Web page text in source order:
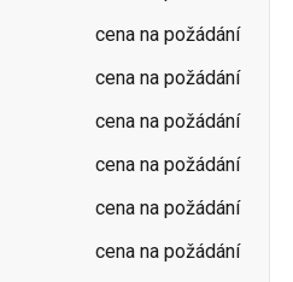
cena na požádání
cena na požádání
cena na požádání
cena na požádání
cena na požádání
cena na požádání